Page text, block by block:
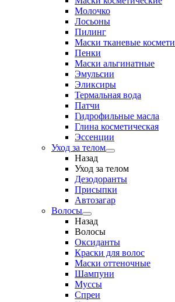
Молочко
Лосьоны
Пилинг
Маски тканевые
Пенки
Маски альгинатные
Эмульсии
Эликсиры
Термальная вода
Патчи
Гидрофильные масла
Глина косметическая
Эссенции
Уход за телом
Назад
Уход за телом
Дезодоранты
Присыпки
Автозагар
Волосы
Назад
Волосы
Оксиданты
Краски для волос
Маски оттеночные
Шампуни
Муссы
Спреи